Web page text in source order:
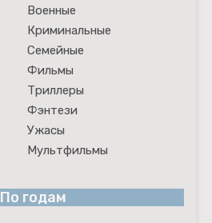
Военные
Криминальные
Семейные
Фильмы
Триллеры
Фэнтези
Ужасы
Мультфильмы
По годам